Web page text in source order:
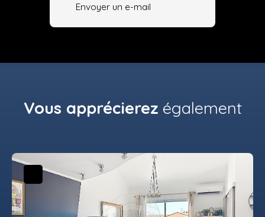
Envoyer un e-mail
Vous apprécierez également